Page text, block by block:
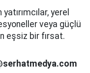
yerel
veya güçlü
eşsiz bir fırsat.